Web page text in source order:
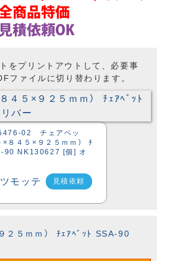
をプリントアウトして、必要事
ファイルに切り替わります。
02 チェアベッ
８４５×９２５ｍｍ） ﾁ
90 NK130627 [個] オ
見積依頼
５ｍｍ） ﾁｪｱﾍﾞｯﾄ SSA-90